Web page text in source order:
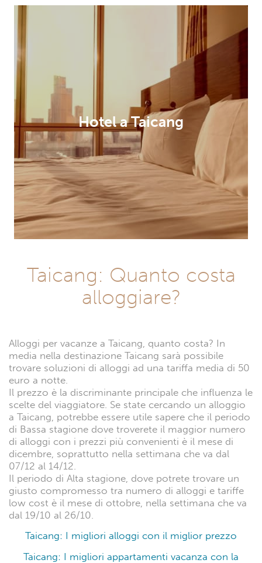
Hotel a Taicang
Taicang: Quanto costa
alloggiare?
Alloggi per vacanze a Taicang, quanto costa? In
media nella destinazione Taicang sarà possibile
trovare soluzioni di alloggi ad una tariffa media di 50
euro a notte.
Il prezzo è la discriminante principale che influenza le
scelte del viaggiatore. Se state cercando un alloggio
a Taicang, potrebbe essere utile sapere che il periodo
di Bassa stagione dove troverete il maggior numero
di alloggi con i prezzi più convenienti è il mese di
dicembre, soprattutto nella settimana che va dal
07/12 al 14/12.
Il periodo di Alta stagione, dove potrete trovare un
giusto compromesso tra numero di alloggi e tariffe
low cost è il mese di ottobre, nella settimana che va
dal 19/10 al 26/10.
Taicang: I migliori alloggi con il miglior prezzo
Taicang: I migliori appartamenti vacanza con la